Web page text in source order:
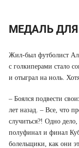
МЕДАЛЬ
Жил-был футболист
с голкиперами стало
и отыграл на ноль.
– Боялся подвести
лет назад. – Все, что
случиться?! Одно
полуфинал и финал
болельщики, как они